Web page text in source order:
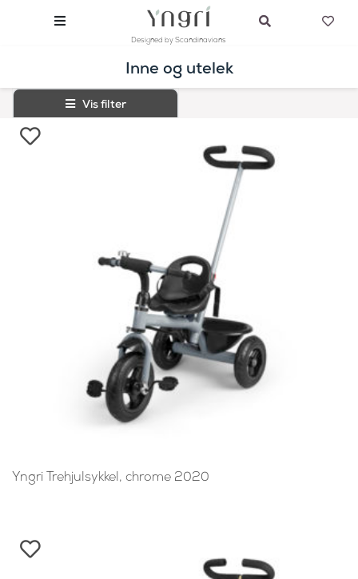
Designed by Scandinavians
Inne og utelek
Vis filter
Yngri Trehjulsykkel, chrome 2020